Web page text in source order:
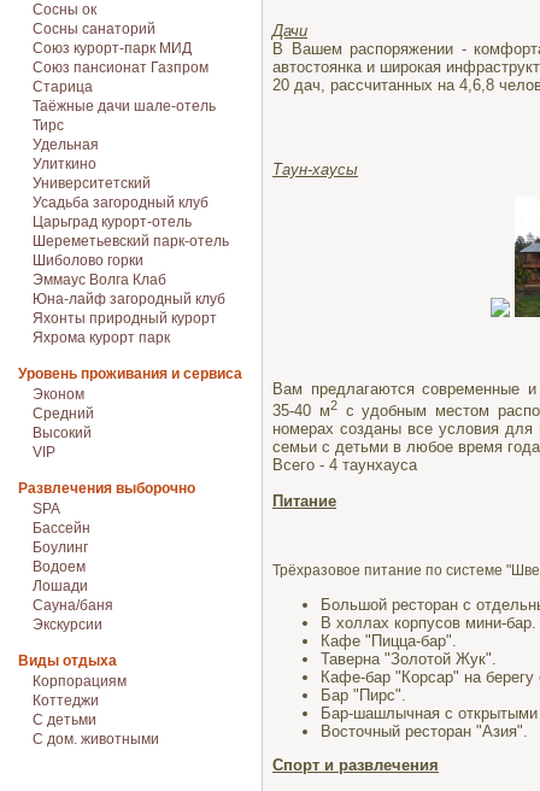
Сосны ок
Сосны санаторий
Союз курорт-парк МИД
Союз пансионат Газпром
Старица
Таёжные дачи шале-отель
Тирс
Удельная
Улиткино
Университетский
Усадьба загородный клуб
Царьград курорт-отель
Шереметьевский парк-отель
Шиболово горки
Эммаус Волга Клаб
Юна-лайф загородный клуб
Яхонты природный курорт
Яхрома курорт парк
Уровень проживания и сервиса
Эконом
Средний
Высокий
VIP
Развлечения выборочно
SPA
Бассейн
Боулинг
Водоем
Лошади
Сауна/баня
Экскурсии
Виды отдыха
Корпорациям
Коттеджи
С детьми
С дом. животными
Дачи
В Вашем распоряжении -
автостоянка и широкая
20 дач, рассчитанных на 4,6,8
Таун-хаусы
Вам предлагаются современные
35-40 м2с удобным местом
номерах созданы все условия
семьи с детьми в любое время
Всего - 4 таунхауса
Питание
Трёхразовое питание по системе
Большой ресторан с
В холлах корпусов мини-бар.
Кафе "Пицца-бар".
Таверна "Золотой Жук".
Кафе-бар "Корсар" на берегу
Бар "Пирс".
Бар-шашлычная с открытыми
Восточный ресторан "Азия".
Спорт и развлечения